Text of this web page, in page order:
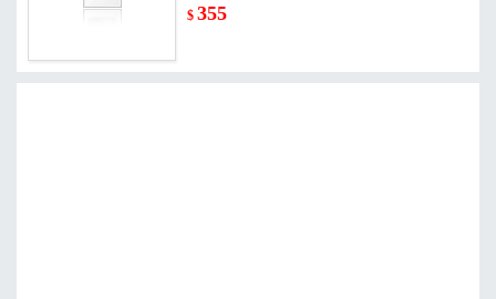
$355
簡體書
外文書